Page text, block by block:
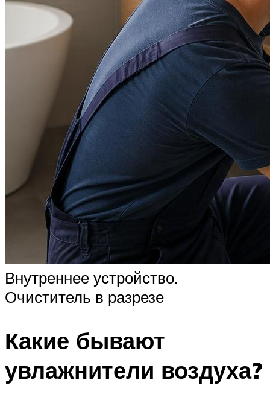
Внутреннее устройство.
Очиститель в разрезе
Какие бывают
увлажнители воздуха?